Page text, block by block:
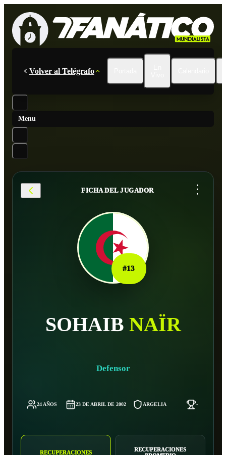
Volver al Telégrafo
Menu
FICHA DEL JUGADOR ...
#13
SOHAIB NAÏR
Defensor
24 AÑOS 23 DE ABRIL DE 2002 ARGELIA -
RECUPERACIONES
RECUPERACIONES